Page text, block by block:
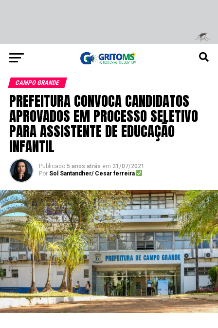
CAMPO GRANDE
PREFEITURA CONVOCA CANDIDATOS
APROVADOS EM PROCESSO SELETIVO
PARA ASSISTENTE DE EDUCAÇÃO
INFANTIL
Publicado 5 anos atrás em 21/07/2021
Por Sol Santandher/ Cesar ferreira